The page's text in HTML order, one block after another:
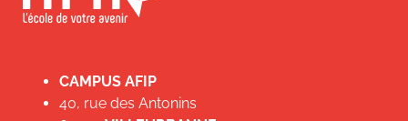
CAMPUS AFIP
40, rue des Antonins